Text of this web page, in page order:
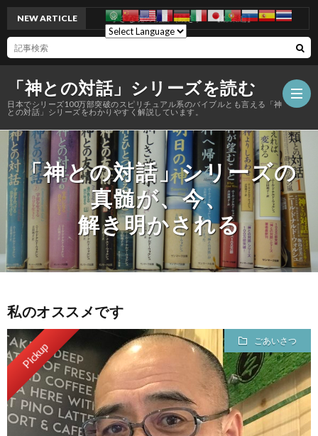
「神との対話」シリーズを読む
日本でシリーズ100万部突破のスピリチュアル系のバイブルとも言える「神
との対話」シリーズをわかりやすく解説しています。
NEW ARTICLE小さな魂の物語（続き） 【総集編】
「神との対話」シリーズの
真髄が、今、
解き明かされる
私のオススメです
Pickup ごあいさつ